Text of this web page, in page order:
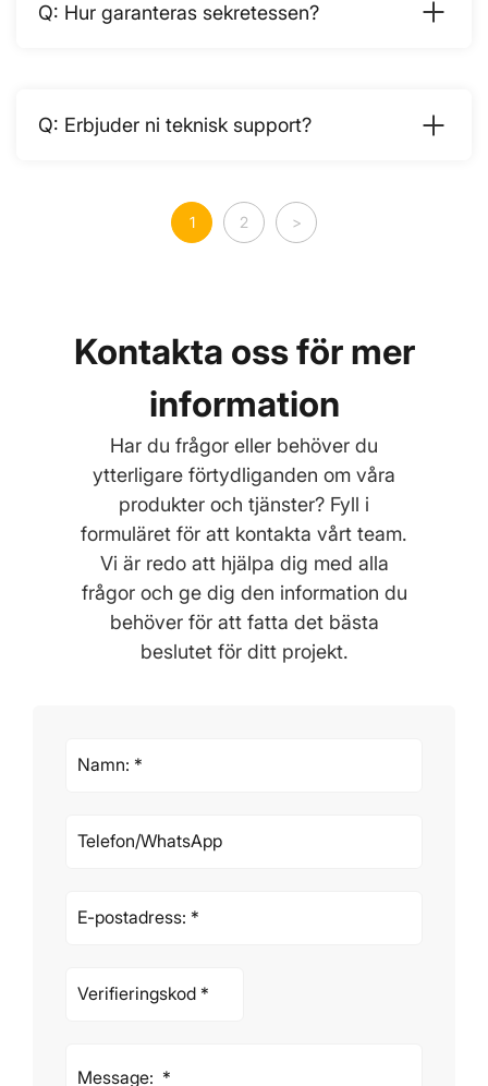
Hur garanteras sekretessen?
Erbjuder ni teknisk support?
1 2 >
Kontakta oss för mer
information
Har du frågor eller behöver du
ytterligare förtydliganden om våra
produkter och tjänster? Fyll i
formuläret för att kontakta vårt team.
Vi är redo att hjälpa dig med alla
frågor och ge dig den information du
behöver för att fatta det bästa
beslutet för ditt projekt.